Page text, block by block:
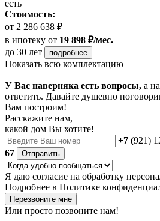
есть
Стоимость:
от 2 286 638 ₽
в ипотеку от 19 898 ₽/мес.
до 30 лет
подробнее
Показать всю комплектацию
У Вас наверняка есть вопросы, а
ответить. Давайте душевно
Вам построим!
Расскажите нам,
какой дом Вы хотите!
+7 (921)
67
Отправить
Я даю согласие на обработку
Подробнее в Политике
Перезвоните мне
Или просто позвоните нам!